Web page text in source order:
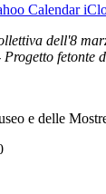
Calendar
dell'8
fetonte
e delle